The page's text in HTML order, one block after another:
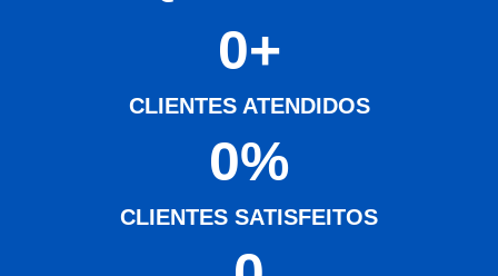
CLIENTES ATENDIDOS
0+
CLIENTES SATISFEITOS
0%